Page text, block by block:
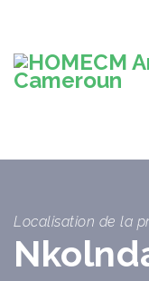
Localisation de la